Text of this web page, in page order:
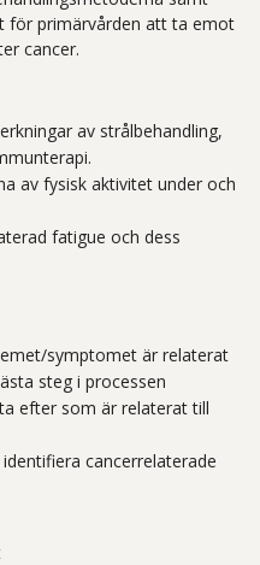
för primärvården att ta emot
cancer.
av strålbehandling,
av fysisk aktivitet under och
fatigue och dess
symptomet är relaterat
steg i processen
efter som är relaterat till
cancerrelaterade